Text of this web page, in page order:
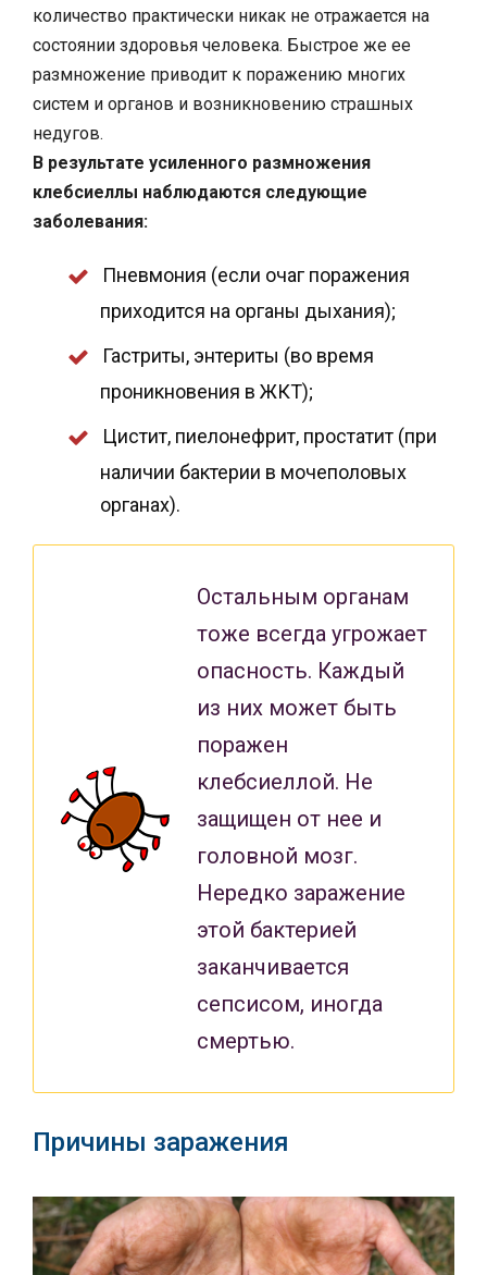
количество практически никак не отражается на
состоянии здоровья человека. Быстрое же ее
размножение приводит к поражению многих
систем и органов и возникновению страшных
недугов.
В результате усиленного размножения
клебсиеллы наблюдаются следующие
заболевания:
Пневмония (если очаг поражения
приходится на органы дыхания);
Гастриты, энтериты (во время
проникновения в ЖКТ);
Цистит, пиелонефрит, простатит (при
наличии бактерии в мочеполовых
органах).
Остальным органам
тоже всегда угрожает
опасность. Каждый
из них может быть
поражен
клебсиеллой. Не
защищен от нее и
головной мозг.
Нередко заражение
этой бактерией
заканчивается
сепсисом, иногда
смертью.
Причины заражения